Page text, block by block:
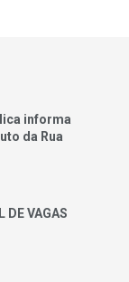
informa
da Rua
DE VAGAS